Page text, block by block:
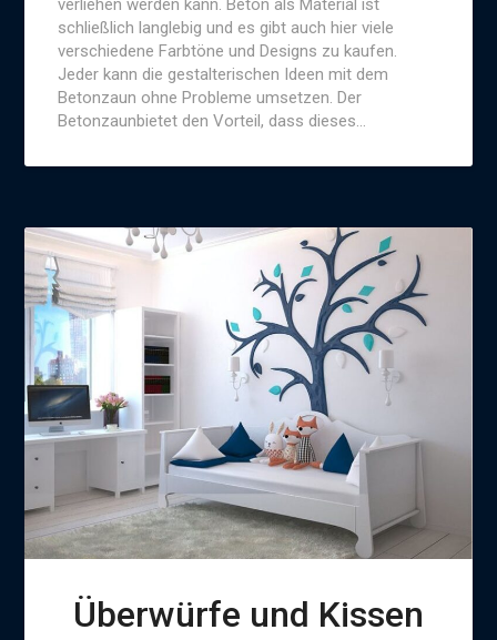
verliehen werden kann. Beton als Material ist
schließlich langlebig und es gibt auch hier viele
verschiedene Farbtöne und Designs zu kaufen.
Jeder kann die gestalterischen Ideen mit dem
Betonzaun ohne Probleme umsetzen. Der
Betonzaunbietet den Vorteil, dass dieses…
Überwürfe und Kissen